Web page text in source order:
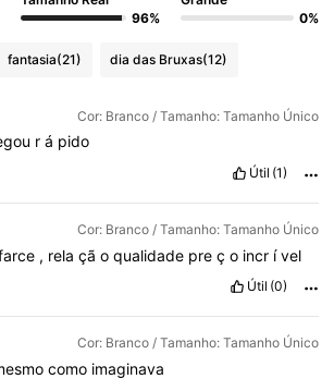
Seguidores
Seguidores
Seguidores
96%
0%
fantasia(21) dia das Bruxas(12)
Cor: Branco / Tamanho: Tamanho Único
rá pido
Útil (1)
Cor: Branco / Tamanho: Tamanho Único
, rela çã o qualidade pre ç o incr ível
Útil (0)
Cor: Branco / Tamanho: Tamanho Único
como imaginava